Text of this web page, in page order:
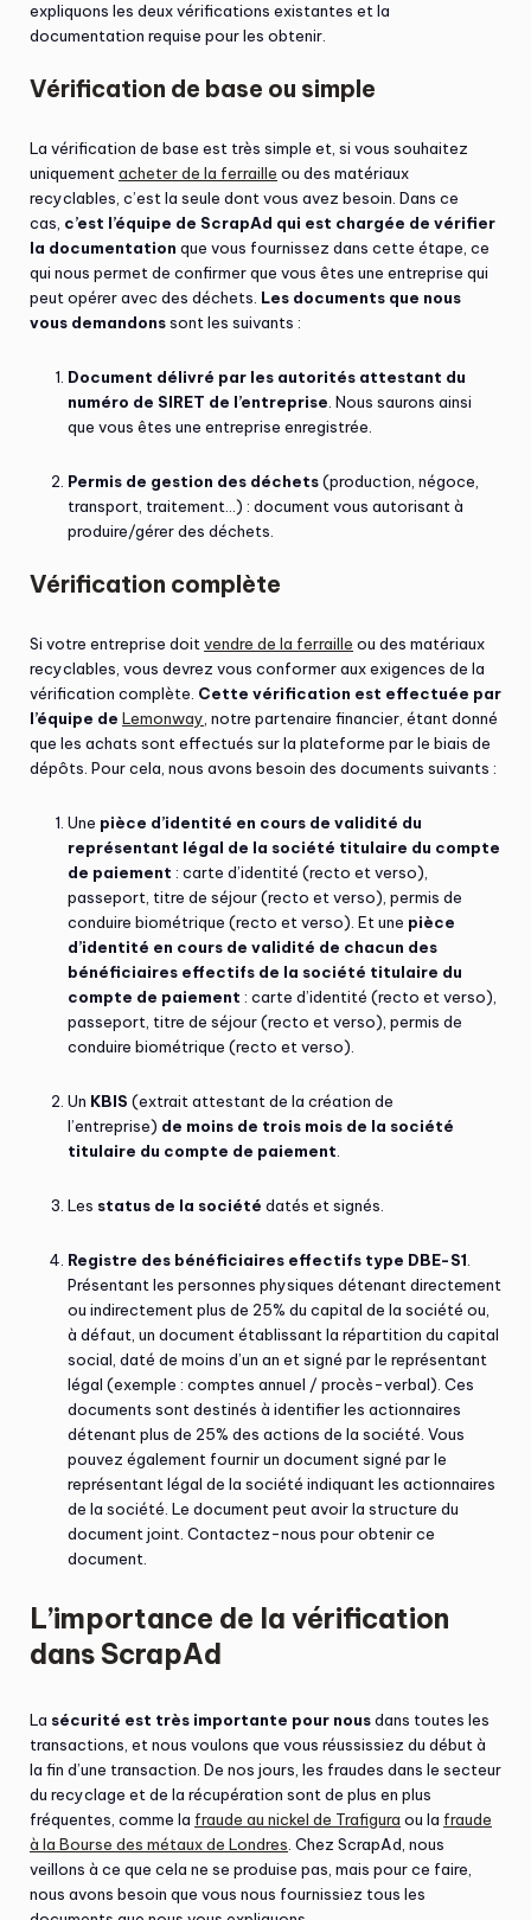
expliquons les deux vérifications existantes et la
documentation requise pour les obtenir.
Vérification de base ou simple
La vérification de base est très simple et, si vous souhaitez
uniquement acheter de la ferraille ou des matériaux
recyclables, c’est la seule dont vous avez besoin. Dans ce
cas, c’est l’équipe de ScrapAd qui est chargée de vérifier
la documentation que vous fournissez dans cette étape, ce
qui nous permet de confirmer que vous êtes une entreprise qui
peut opérer avec des déchets. Les documents que nous
vous demandonssont les suivants :
Document délivré par les autorités attestant du
numéro de SIRET de l’entreprise . Nous saurons ainsi
que vous êtes une entreprise enregistrée.
Permis de gestion des déchets(production, négoce,
transport, traitement…) : document vous autorisant à
produire/gérer des déchets.
Vérification complète
Si votre entreprise doit vendre de la ferraille ou des matériaux
recyclables, vous devrez vous conformer aux exigences de la
vérification complète. Cette vérification est effectuée par
l’équipe de Lemonway , notre partenaire financier, étant donné
que les achats sont effectués sur la plateforme par le biais de
dépôts. Pour cela, nous avons besoin des documents suivants :
Une pièce d’identité en cours de validité du
représentant légal de la société titulaire du compte
de paiement : carte d’identité (recto et verso),
passeport, titre de séjour (recto et verso), permis de
conduire biométrique (recto et verso). Et une pièce
d’identité en cours de validité de chacun des
bénéficiaires effectifs de la société titulaire du
compte de paiement : carte d’identité (recto et verso),
passeport, titre de séjour (recto et verso), permis de
conduire biométrique (recto et verso).
Un KBIS (extrait attestant de la création de
l’entreprise) de moins de trois mois de la société
titulaire du compte de paiement
Les status de la société datés et signés.
Registre des bénéficiaires effectifs type DBE-S1
Présentant les personnes physiques détenant directement
ou indirectement plus de 25% du capital de la société ou,
à défaut, un document établissant la répartition du capital
social, daté de moins d’un an et signé par le représentant
légal (exemple : comptes annuel / procès-verbal). Ces
documents sont destinés à identifier les actionnaires
détenant plus de 25% des actions de la société. Vous
pouvez également fournir un document signé par le
représentant légal de la société indiquant les actionnaires
de la société. Le document peut avoir la structure du
document joint. Contactez-nous pour obtenir ce
document.
L’importance de la vérification
dans ScrapAd
La sécurité est très importante pour nousdans toutes les
transactions, et nous voulons que vous réussissiez du début à
la fin d’une transaction. De nos jours, les fraudes dans le secteur
du recyclage et de la récupération sont de plus en plus
fréquentes, comme la fraude au nickel de Trafigura ou la fraude
à la Bourse des métaux de Londres . Chez ScrapAd, nous
veillons à ce que cela ne se produise pas, mais pour ce faire,
nous avons besoin que vous nous fournissiez tous les